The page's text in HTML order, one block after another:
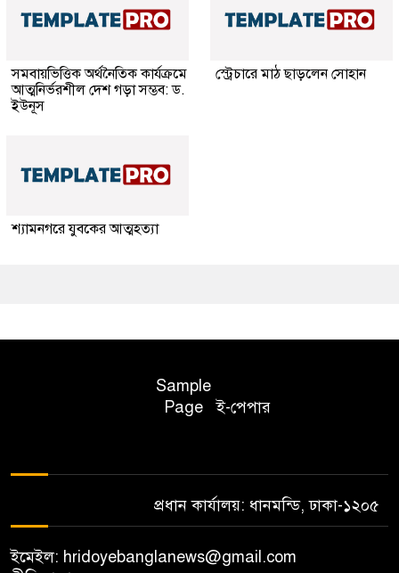
সমবায়ভিত্তিক অর্থনৈতিক কার্যক্রমে
আত্মনির্ভরশীল দেশ গড়া সম্ভব: ড.
ইউনূস
স্ট্রেচারে মাঠ ছাড়লেন সোহান
শ্যামনগরে যুবকের আত্মহত্যা
Sample
Page
ই-পেপার
প্রধান কার্যালয়: ধানমন্ডি, ঢাকা-১২০৫
ইমেইল: hridoyebanglanews@gmail.com